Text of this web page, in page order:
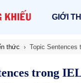
GIỚI
thức Topic Sentences
trong